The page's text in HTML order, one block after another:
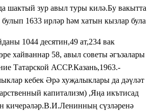
шактый зур авыл туры килә.Бу вакытта
1633 ирләр һәм хатын кызлар була
1044 десятин,49 ат,234 вак
хайваннар 58, авыл советы әгъзалары
Татарской АССР.Казань,1963.-
кебек Әрә хуҗалыклары да дәүләт
капитализм) ,Яңа икътисад
кичерәләр.В.И.Ленинның сүзләренә